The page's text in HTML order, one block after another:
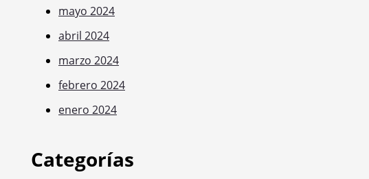
mayo 2024
abril 2024
marzo 2024
febrero 2024
enero 2024
Categorías